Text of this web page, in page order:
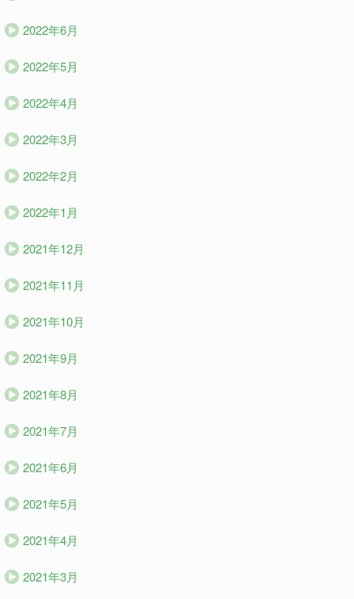
2022年6月
2022年5月
2022年4月
2022年3月
2022年2月
2022年1月
2021年12月
2021年11月
2021年10月
2021年9月
2021年8月
2021年7月
2021年6月
2021年5月
2021年4月
2021年3月